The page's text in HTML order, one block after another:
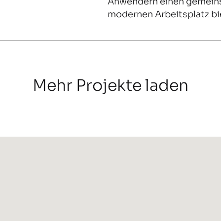
modernen Arbeitsplatz
Mehr Projekte laden